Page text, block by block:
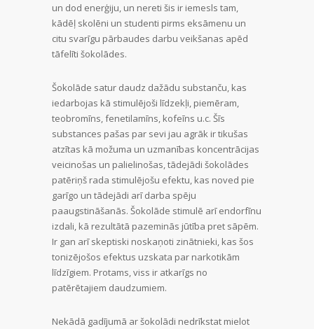
un dod enerģiju, un nereti šis ir iemesls tam,
kādēļ skolēni un studenti pirms eksāmenu un
citu svarīgu pārbaudes darbu veikšanas apēd
tāfelīti šokolādes.
Šokolāde satur daudz dažādu substanču, kas
iedarbojas kā stimulējoši līdzekļi, piemēram,
teobromīns, fenetilamīns, kofeīns u.c. Šīs
substances pašas par sevi jau agrāk ir tikušas
atzītas kā možuma un uzmanības koncentrācijas
veicinošas un palielinošas, tādejādi šokolādes
patēriņš rada stimulējošu efektu, kas noved pie
garīgo un tādejādi arī darba spēju
paaugstināšanās. Šokolāde stimulē arī endorfīnu
izdali, kā rezultātā pazeminās jūtība pret sāpēm.
Ir gan arī skeptiski noskaņoti zinātnieki, kas šos
tonizējošos efektus uzskata par narkotikām
līdzīgiem. Protams, viss ir atkarīgs no
patērētajiem daudzumiem.
Nekādā gadījumā ar šokolādi nedrīkstat mielot